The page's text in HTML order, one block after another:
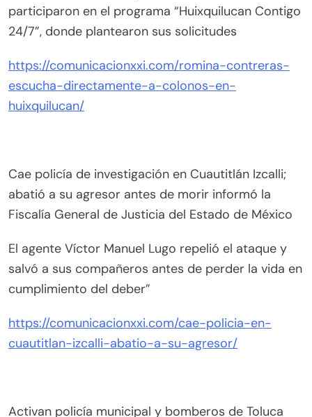
participaron en el programa “Huixquilucan Contigo
24/7”, donde plantearon sus solicitudes
https://comunicacionxxi.com/romina-contreras-
escucha-directamente-a-colonos-en-
huixquilucan/
Cae policía de investigación en Cuautitlán Izcalli;
abatió a su agresor antes de morir informó la
Fiscalía General de Justicia del Estado de México
El agente Víctor Manuel Lugo repelió el ataque y
salvó a sus compañeros antes de perder la vida en
cumplimiento del deber”
https://comunicacionxxi.com/cae-policia-en-
cuautitlan-izcalli-abatio-a-su-agresor/
Activan policía municipal y bomberos de Toluca